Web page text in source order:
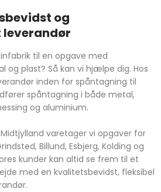
og
til en opgave med
og plast? Så kan vi hjælpe dig. Hos
inden for spåntagning til
spåntagning i både metal,
og aluminium.
varetager vi opgaver for
Billund, Esbjerg, Kolding og
kunder kan altid se frem til et
med en kvalitetsbevidst, fleksibel